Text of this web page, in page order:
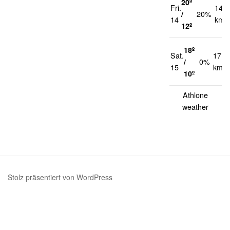
Fri.
14
/
12º
20%
14
km/h
Sat.
15
18º
/
10º
0%
17
km/h
Athlone
weather
Stolz präsentiert von WordPress